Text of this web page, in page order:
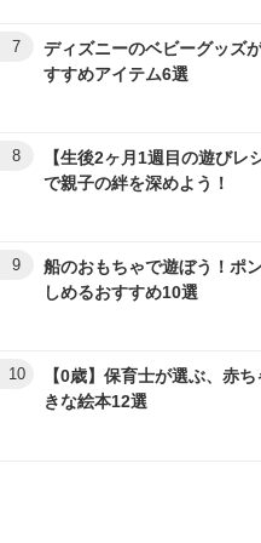
7
ディズニーのベビーグッズ
すすめアイテム6選
8
【生後2ヶ月1週目の遊びレ
で親子の絆を深めよう！
9
船のおもちゃで遊ぼう！ポ
しめるおすすめ10選
10
【0歳】保育士が選ぶ、赤
きな絵本12選